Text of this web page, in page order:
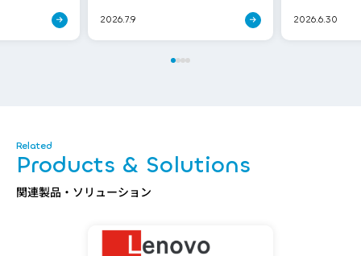
2026.7.9 2026.6.30
Products & Solutions
関連製品・ソリューション